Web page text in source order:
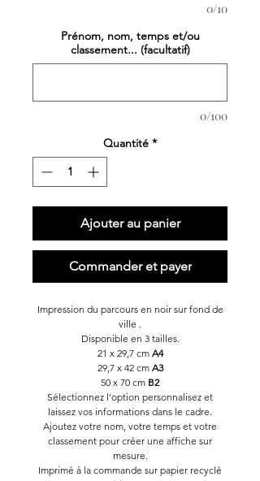
0/10
Prénom, nom, temps et/ou
classement... (facultatif)
0/100
Quantité *
Ajouter au panier
Commander et payer
Impression du parcours en noir sur fond de
ville .
Disponible en 3 tailles.
21 x 29,7 cm A4
29,7 x 42 cm A3
50 x 70 cm B2
Sélectionnez l'option personnalisez et
laissez vos informations dans le cadre.
Ajoutez votre nom, votre temps et votre
classement pour créer une affiche sur
mesure.
Imprimé à la commande sur papier recyclé